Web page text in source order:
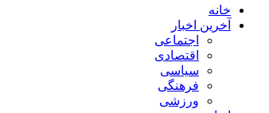
خانه
آخرین اخبار
اجتماعی
اقتصادی
سیاسی
فرهنگی
ورزشی